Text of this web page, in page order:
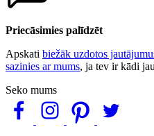
Priecāsimies palīdzēt
Apskati biežāk uzdotos
sazinies ar mums, ja tev ir kādi
Seko mums